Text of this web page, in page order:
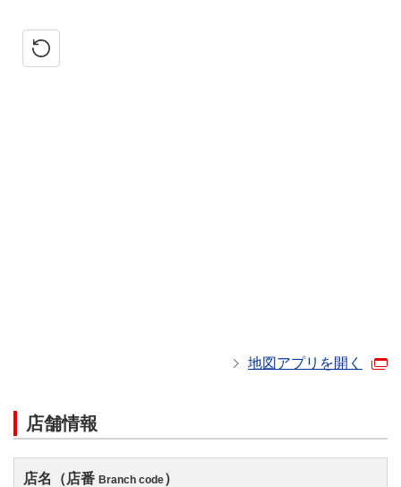
地図アプリを開く
店舗情報
店名（店番 Branch code）